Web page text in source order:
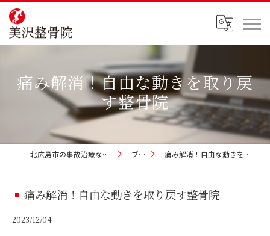
痛み解消！自由な動きを取り戻
す整骨院
北広島市の事故治療なら美沢整骨院 ブログ 痛み解消！自由な動きを取り戻す整骨院
痛み解消！自由な動きを取り戻す整骨院
2023/12/04